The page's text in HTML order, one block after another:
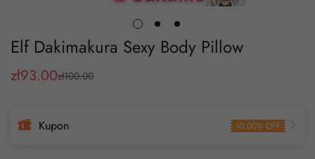
Elf Dakimakura Sexy Body Pillow
Cena
zł93.00
Cena
zł100.00
Kupon 10.00% OFF